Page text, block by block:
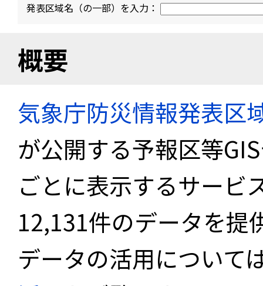
発表区域名（の一部）を入力：
概要
気象庁防災情報発表区
が公開する予報区等
ごとに表示するサービ
12,131件のデータを提
データの活用について